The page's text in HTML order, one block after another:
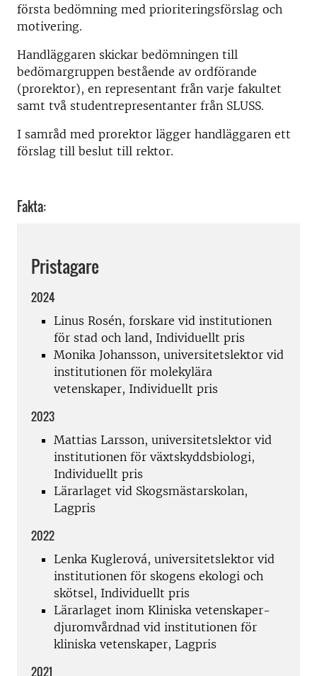
första bedömning med prioriteringsförslag och
motivering.
Handläggaren skickar bedömningen till
bedömargruppen bestående av ordförande
(prorektor), en representant från varje fakultet
samt två studentrepresentanter från SLUSS.
I samråd med prorektor lägger handläggaren ett
förslag till beslut till rektor.
Fakta:
Pristagare
2024
Linus Rosén, forskare vid institutionen
för stad och land, Individuellt pris
Monika Johansson, universitetslektor vid
institutionen för molekylära
vetenskaper, Individuellt pris
2023
Mattias Larsson, universitetslektor vid
institutionen för växtskyddsbiologi,
Individuellt pris
Lärarlaget vid Skogsmästarskolan,
Lagpris
2022
Lenka Kuglerová, universitetslektor vid
institutionen för skogens ekologi och
skötsel, Individuellt pris
Lärarlaget inom Kliniska vetenskaper-
djuromvårdnad vid institutionen för
kliniska vetenskaper, Lagpris
2021